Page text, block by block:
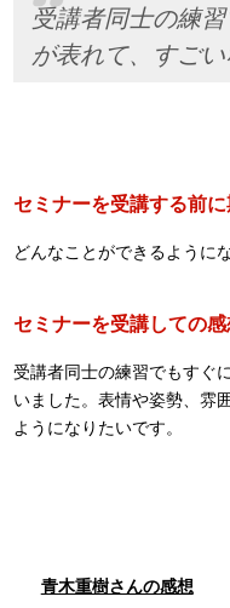
受講者同士の練
が表れて、すご
セミナーを受講する前
どんなことができるように
セミナーを受講しての
受講者同士の練習でもすぐ
いました。表情や姿勢、雰
ようになりたいです。
青木重樹さんの感想